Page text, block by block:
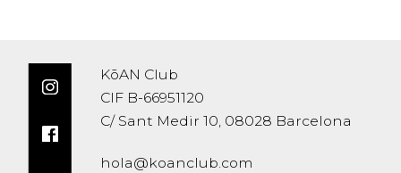
KōAN Club
CIF B-66951120
C/ Sant Medir 10, 08028 Barcelona
hola@koanclub.com